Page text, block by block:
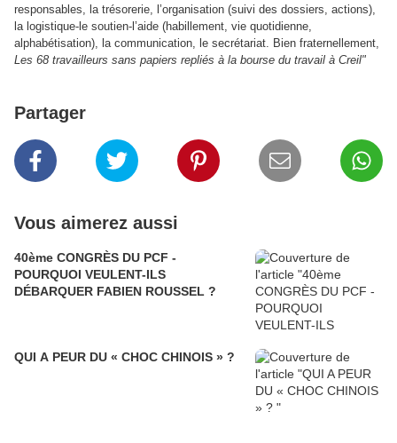
responsables, la trésorerie, l’organisation (suivi des dossiers, actions),
la logistique-le soutien-l’aide (habillement, vie quotidienne,
alphabétisation), la communication, le secrétariat. Bien fraternellement,
Les 68 travailleurs sans papiers repliés à la bourse du travail à Creil"
Partager
Vous aimerez aussi
40ème CONGRÈS DU PCF -
POURQUOI VEULENT-ILS
DÉBARQUER FABIEN ROUSSEL ?
QUI A PEUR DU « CHOC CHINOIS » ?